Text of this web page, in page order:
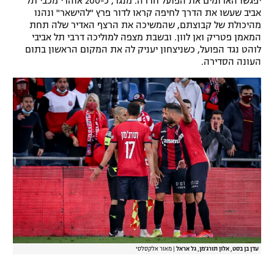
אביב שעשו את הדרך לחיפה קראו לדור פרץ "להישאר" ונהנו
מהיכולת של קבוצתם, שהמשיכה את הרצף האדיר שלה תחת
המאמן פטריק ואן לוון. ובשבת מצפה למוליכה דרבי תל אביבי
לוהט נגד הפועל, כשניצחון יעניק לה את המקום הראשון בתום
העונה הסדירה.
עדן בן בסט, אלון תורג'מן, גל אראל מאור אלקסלסי